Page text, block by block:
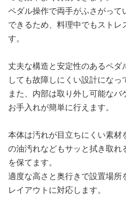
ペダル操作で両手がふさがっ
できるため、料理中でもストレ
す。
丈夫な構造と安定性のあるペダ
しても故障しにくい設計になっ
また、内部は取り外し可能な
お手入れが簡単に行えます。
本体は汚れが目立ちにくい素材
の油汚れなどもサッと拭き取
を保てます。
適度な高さと奥行きで設置場所
レイアウトに対応します。